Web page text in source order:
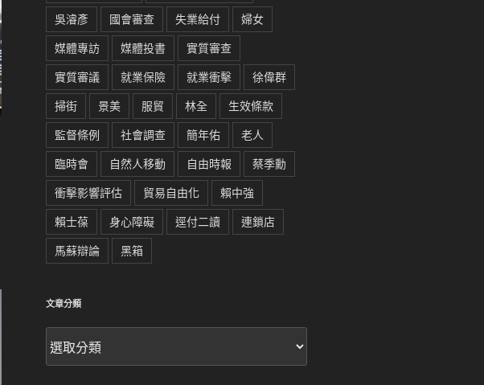
吳濬彥
國會審查 失業給付
婦女
媒體專訪
媒體投書
實質審查
實質審議
就業保險 就業衝擊
徐偉群
掃街
景美 服貿 林全
生效條款
監督條例
社會調查 簡年佑
老人
臨時會
自然人移動 自由時報
蔡季勳
衝擊影響評估
貿易自由化
賴中強
賴士葆
身心障礙 逕付二讀
連鎖店
馬蘇辯論
黑箱
文章分類
章
分